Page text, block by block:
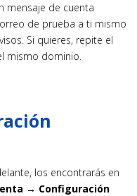
mensaje de cuenta
de prueba a ti mismo
Si quieres, repite el
mismo dominio.
los encontrarás en
→ Configuración